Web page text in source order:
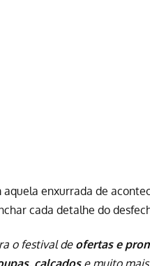
enxurrada de
cada detalhe do
o festival de ofertas e